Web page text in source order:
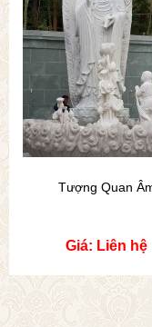
Tượng Quan
Giá: Liên hệ